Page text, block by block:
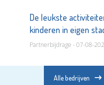
De leukste
kinderen in eigen
Partnerbijdrage - 07-08-
Alle bedrijven